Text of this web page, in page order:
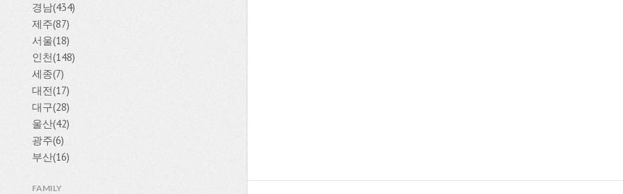
경남(434)
제주(87)
서울(18)
인천(148)
세종(7)
대전(17)
대구(28)
울산(42)
광주(6)
부산(16)
FAMILY